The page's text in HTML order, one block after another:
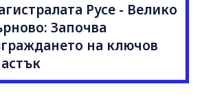
Русе - Велико
Започва
на ключов